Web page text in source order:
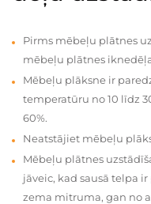
Pirms mēbeļu plātnes
mēbeļu plātnes
Mēbeļu plāksne ir
temperatūru no 10 līdz
60%.
Neatstājiet mēbeļu
Mēbeļu plātnes
jāveic, kad sausā telpa
zema mitruma, gan no